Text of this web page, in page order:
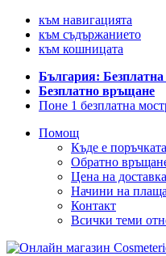
към навигацията
към съдържанието
към кошницата
България: Безплатна
Безплатно връщане
Поне 1 безплатна
Помощ
Къде е
Обратно
Цена на доставка
Начини на
Контакт
Всички теми